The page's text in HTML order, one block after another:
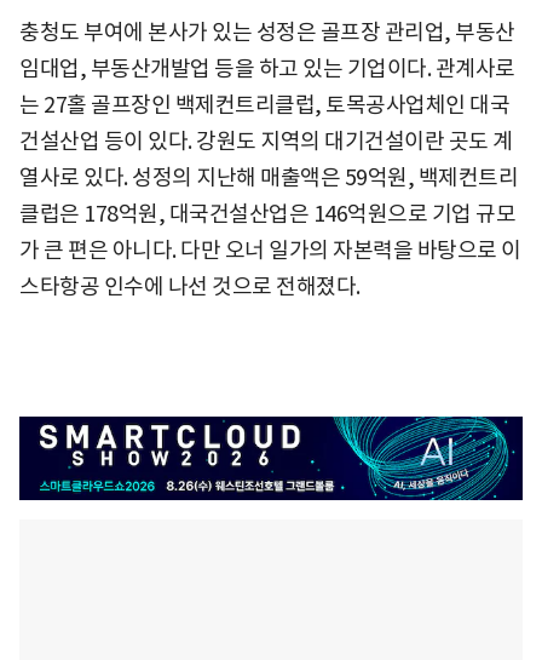
충청도 부여에 본사가 있는 성정은 골프장 관리업, 부동산
임대업, 부동산개발업 등을 하고 있는 기업이다. 관계사로
는 27홀 골프장인 백제컨트리클럽, 토목공사업체인 대국
건설산업 등이 있다. 강원도 지역의 대기건설이란 곳도 계
열사로 있다. 성정의 지난해 매출액은 59억원, 백제컨트리
클럽은 178억원, 대국건설산업은 146억원으로 기업 규모
가 큰 편은 아니다. 다만 오너 일가의 자본력을 바탕으로 이
스타항공 인수에 나선 것으로 전해졌다.